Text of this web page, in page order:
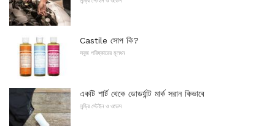
Castile সোপ কি?
সবুজ পরিষ্কারের মূলধন
একটি শার্ট থেকে ডোডর্যান্ট মার্ক সরান কিভাবে
লন্ড্রি স্টেইন ও ওডেস